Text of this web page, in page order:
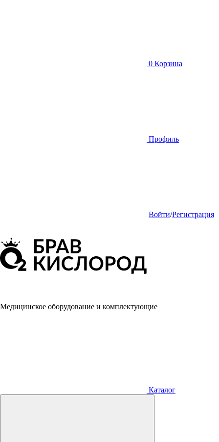
0 Корзина
Профиль
Войти/Регистрация
Медицинское оборудование и комплектующие
Каталог